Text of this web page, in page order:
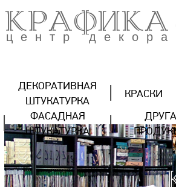
КРАФИКА
центр декора
ДЕКОРАТИВНАЯ
ШТУКАТУРКА
КРАСКИ
ФАСАДНАЯ
ШТУКАТУРКА